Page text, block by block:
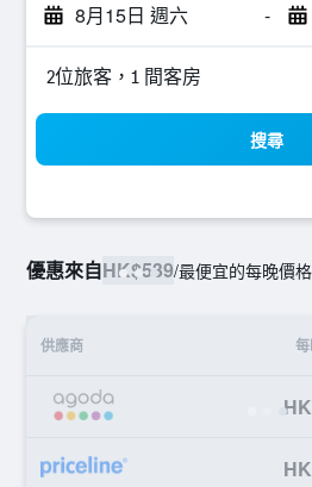
8月15日 週六 -
2位旅客，1 間客房
搜尋
優惠來自HK$539/最便宜的每晚價格
供應商